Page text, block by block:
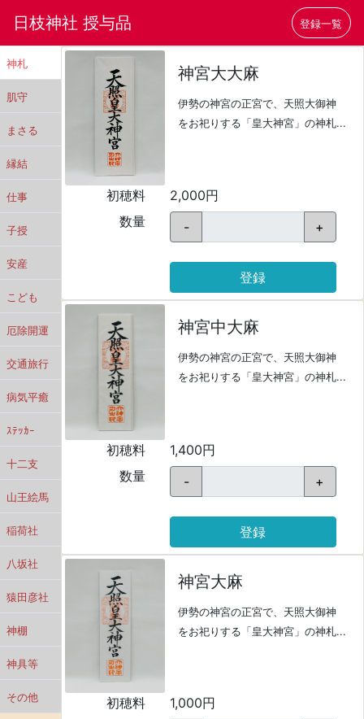
日枝神社 授与品 登録一覧
神札
肌守
まさる
縁結
仕事
子授
安産
こども
厄除開運
交通旅行
病気平癒
ｽﾃｯｶｰ
十二支
山王絵馬
稲荷社
八坂社
猿田彦社
神棚
神具等
その他
神宮大大麻
伊勢の神宮の正宮で、天照大御神
をお祀りする「皇大神宮」の神札...
初穂料
2,000円
数量
- +
登録
神宮中大麻
伊勢の神宮の正宮で、天照大御神
をお祀りする「皇大神宮」の神札...
初穂料
1,400円
数量
- +
登録
神宮大麻
伊勢の神宮の正宮で、天照大御神
をお祀りする「皇大神宮」の神札...
初穂料
1,000円